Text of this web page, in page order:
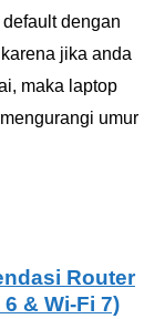
dengan
jika anda
maka laptop
umur
Router
& Wi-Fi 7)